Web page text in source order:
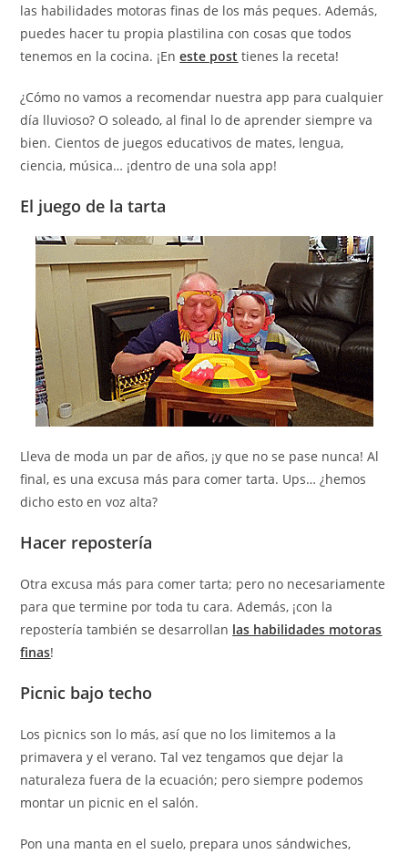
las habilidades motoras finas de los más peques. Además,
puedes hacer tu propia plastilina con cosas que todos
tenemos en la cocina. ¡Eneste post tienes la receta!
¿Cómo no vamos a recomendar nuestra app para cualquier
día lluvioso? O soleado, al final lo de aprender siempre va
bien. Cientos de juegos educativos de mates, lengua,
ciencia, música… ¡dentro de una sola app!
El juego de la tarta
Lleva de moda un par de años, ¡y que no se pase nunca! Al
final, es una excusa más para comer tarta. Ups… ¿hemos
dicho esto en voz alta?
Hacer repostería
Otra excusa más para comer tarta; pero no necesariamente
para que termine por toda tu cara. Además, ¡con la
repostería también se desarrollan las habilidades motoras
finas!
Picnic bajo techo
Los picnics son lo más, así que no los limitemos a la
primavera y el verano. Tal vez tengamos que dejar la
naturaleza fuera de la ecuación; pero siempre podemos
montar un picnic en el salón.
Pon una manta en el suelo, prepara unos sándwiches,